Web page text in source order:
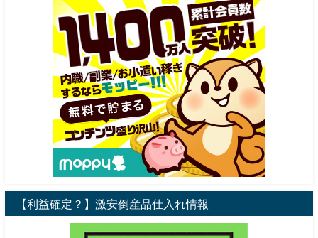
【利益確定？】激安倒産品仕入れ情報